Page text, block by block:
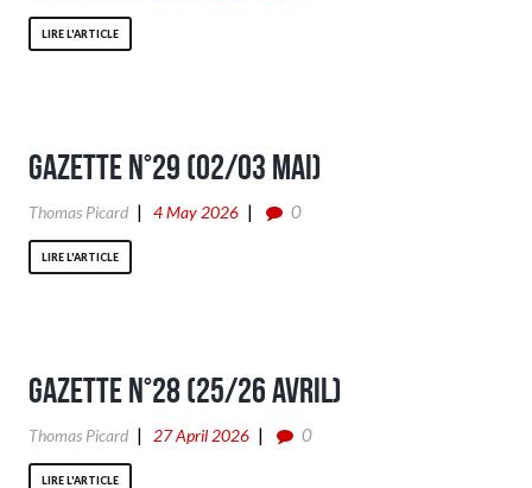
LIRE L'ARTICLE
Gazette n°29 (02/03 Mai)
Thomas Picard 4 May 2026 0
LIRE L'ARTICLE
Gazette n°28 (25/26 Avril)
Thomas Picard 27 April 2026 0
LIRE L'ARTICLE